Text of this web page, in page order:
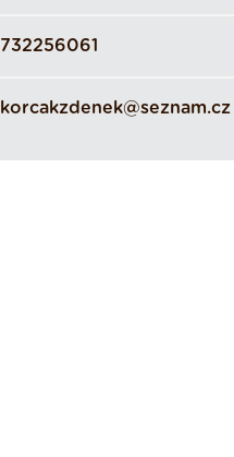
732256061
korcakzdenek@seznam.cz